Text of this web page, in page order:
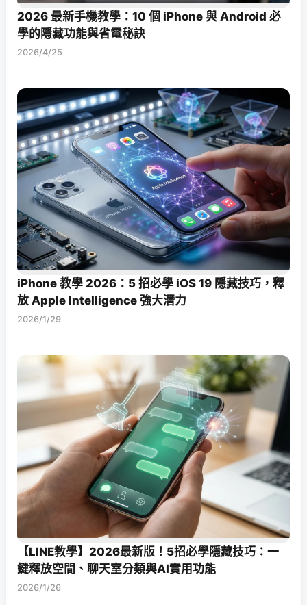
2026 最新手機教學：10 個 iPhone 與 Android 必
學的隱藏功能與省電秘訣
2026/4/25
iPhone 教學 2026：5 招必學 iOS 19 隱藏技巧，釋
放 Apple Intelligence 強大潛力
2026/1/29
【LINE教學】2026最新版！5招必學隱藏技巧：一
鍵釋放空間、聊天室分類與AI實用功能
2026/1/26